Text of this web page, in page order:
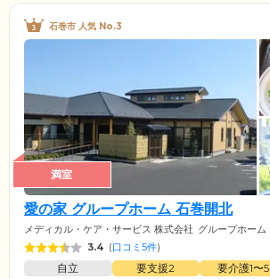
石巻市 人気 No.3
満室
愛の家 グループホーム 石巻開北
メディカル・ケア・サービス 株式会社 グループホーム
3.4 (口コミ5件)
自立 要支援2 要介護1〜5